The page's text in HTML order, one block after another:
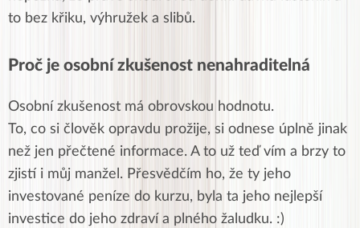
to bez křiku, výhružek a slibů.
Proč je osobní zkušenost nenahraditelná
Osobní zkušenost má obrovskou hodnotu.
To, co si člověk opravdu prožije, si odnese úplně jinak
než jen přečtené informace. A to už teď vím a brzy to
zjistí i můj manžel. Přesvědčím ho, že ty jeho
investované peníze do kurzu, byla ta jeho nejlepší
investice do jeho zdraví a plného žaludku. :)